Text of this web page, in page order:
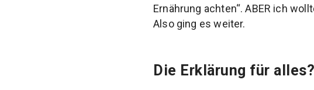
Ernährung achten“. ABER ich
Also ging es weiter.
Die Erklärung für